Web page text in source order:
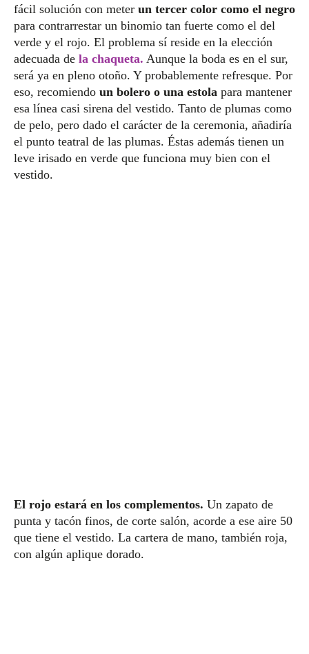
fácil solución con meter un tercer color como el negro
para contrarrestar un binomio tan fuerte como el del
verde y el rojo. El problema sí reside en la elección
adecuada de la chaqueta. Aunque la boda es en el sur,
será ya en pleno otoño. Y probablemente refresque. Por
eso, recomiendo un bolero o una estola para mantener
esa línea casi sirena del vestido. Tanto de plumas como
de pelo, pero dado el carácter de la ceremonia, añadiría
el punto teatral de las plumas. Éstas además tienen un
leve irisado en verde que funciona muy bien con el
vestido.
El rojo estará en los complementos. Un zapato de
punta y tacón finos, de corte salón, acorde a ese aire 50
que tiene el vestido. La cartera de mano, también roja,
con algún aplique dorado.